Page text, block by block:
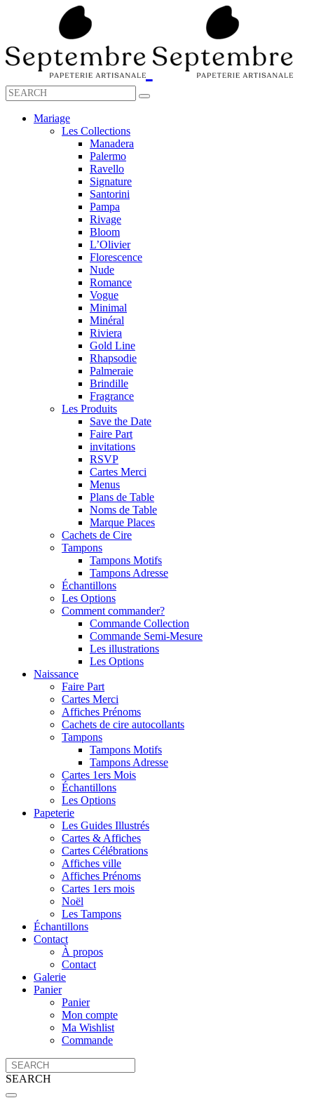
Mariage
Les Collections
Manadera
Palermo
Ravello
Signature
Santorini
Pampa
Rivage
Bloom
L’Olivier
Florescence
Nude
Romance
Vogue
Minimal
Minéral
Riviera
Gold Line
Rhapsodie
Palmeraie
Brindille
Fragrance
Les Produits
Save the Date
Faire Part
invitations
RSVP
Cartes Merci
Menus
Plans de Table
Noms de Table
Marque Places
Cachets de Cire
Tampons
Tampons Motifs
Tampons Adresse
Échantillons
Les Options
Comment commander?
Commande Collection
Commande Semi-Mesure
Les illustrations
Les Options
Naissance
Faire Part
Cartes Merci
Affiches Prénoms
Cachets de cire autocollants
Tampons
Tampons Motifs
Tampons Adresse
Cartes 1ers Mois
Échantillons
Les Options
Papeterie
Les Guides Illustrés
Cartes & Affiches
Cartes Célébrations
Affiches ville
Affiches Prénoms
Cartes 1ers mois
Noël
Les Tampons
Échantillons
Contact
À propos
Contact
Galerie
Panier
Panier
Mon compte
Ma Wishlist
Commande
SEARCH